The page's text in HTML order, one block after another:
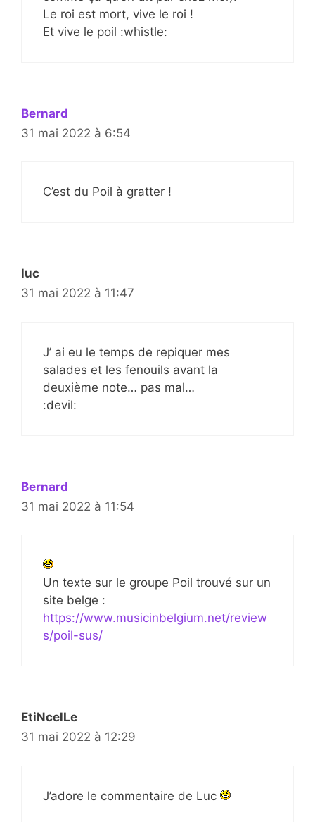
Le roi est mort, vive le roi !
Et vive le poil :whistle:
Bernard
31 mai 2022 à 6:54
C’est du Poil à gratter !
luc
31 mai 2022 à 11:47
J’ ai eu le temps de repiquer mes
salades et les fenouils avant la
deuxième note… pas mal…
:devil:
Bernard
31 mai 2022 à 11:54
Un texte sur le groupe Poil trouvé sur un
site belge :
https://www.musicinbelgium.net/review
s/poil-sus/
EtiNcelLe
31 mai 2022 à 12:29
J’adore le commentaire de Luc